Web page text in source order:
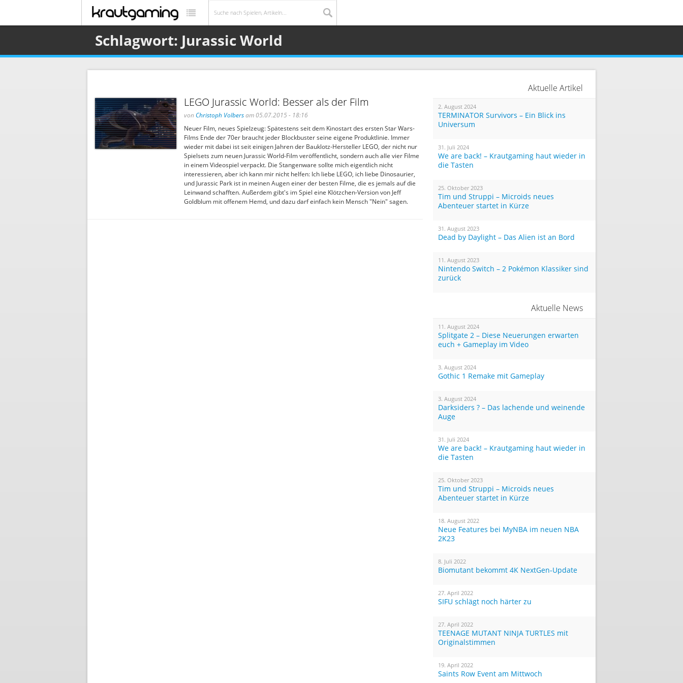
Schlagwort: Jurassic World
LEGO Jurassic World: Besser als der Film
von Christoph Volbersam 05.07.2015 - 18:16
Neuer Film, neues Spielzeug: Spätestens seit dem Kinostart des ersten Star Wars-
Films Ende der 70er braucht jeder Blockbuster seine eigene Produktlinie. Immer
wieder mit dabei ist seit einigen Jahren der Bauklotz-Hersteller LEGO, der nicht nur
Spielsets zum neuen Jurassic World-Film veröffentlicht, sondern auch alle vier Filme
in einem Videospiel verpackt. Die Stangenware sollte mich eigentlich nicht
interessieren, aber ich kann mir nicht helfen: Ich liebe LEGO, ich liebe Dinosaurier,
und Jurassic Park ist in meinen Augen einer der besten Filme, die es jemals auf die
Leinwand schafften. Außerdem gibt's im Spiel eine Klötzchen-Version von Jeff
Goldblum mit offenem Hemd, und dazu darf einfach kein Mensch "Nein" sagen.
Aktuelle Artikel
2. August 2024
TERMINATOR Survivors – Ein Blick ins
Universum
31. Juli 2024
We are back! – Krautgaming haut wieder in
die Tasten
25. Oktober 2023
Tim und Struppi – Microids neues
Abenteuer startet in Kürze
31. August 2023
Dead by Daylight – Das Alien ist an Bord
11. August 2023
Nintendo Switch – 2 Pokémon Klassiker sind
zurück
Aktuelle News
11. August 2024
Splitgate 2 – Diese Neuerungen erwarten
euch + Gameplay im Video
3. August 2024
Gothic 1 Remake mit Gameplay
3. August 2024
Darksiders ? – Das lachende und weinende
Auge
31. Juli 2024
We are back! – Krautgaming haut wieder in
die Tasten
25. Oktober 2023
Tim und Struppi – Microids neues
Abenteuer startet in Kürze
18. August 2022
Neue Features bei MyNBA im neuen NBA
2K23
8. Juli 2022
Biomutant bekommt 4K NextGen-Update
27. April 2022
SIFU schlägt noch härter zu
27. April 2022
TEENAGE MUTANT NINJA TURTLES mit
Originalstimmen
19. April 2022
Saints Row Event am Mittwoch